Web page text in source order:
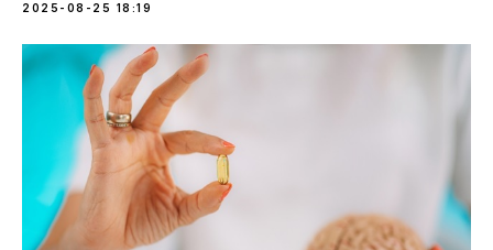
2025-08-25 18:19